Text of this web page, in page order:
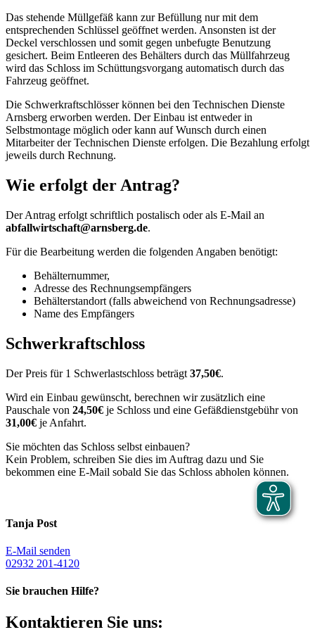
Das stehende Müllgefäß kann zur Befüllung nur mit dem
entsprechenden Schlüssel geöffnet werden. Ansonsten ist der
Deckel verschlossen und somit gegen unbefugte Benutzung
gesichert. Beim Entleeren des Behälters durch das Müllfahrzeug
wird das Schloss im Schüttungsvorgang automatisch durch das
Fahrzeug geöffnet.
Die Schwerkraftschlösser können bei den Technischen Dienste
Arnsberg erworben werden. Der Einbau ist entweder in
Selbstmontage möglich oder kann auf Wunsch durch einen
Mitarbeiter der Technischen Dienste erfolgen. Die Bezahlung erfolgt
jeweils durch Rechnung.
Wie erfolgt der Antrag?
Der Antrag erfolgt schriftlich postalisch oder als E-Mail an
abfallwirtschaft@arnsberg.de.
Für die Bearbeitung werden die folgenden Angaben benötigt:
Behälternummer,
Adresse des Rechnungsempfängers
Behälterstandort (falls abweichend von Rechnungsadresse)
Name des Empfängers
Schwerkraftschloss
Der Preis für 1 Schwerlastschloss beträgt 37,50€.
Wird ein Einbau gewünscht, berechnen wir zusätzlich eine
Pauschale von 24,50€ je Schloss und eine Gefäßdienstgebühr von
31,00€ je Anfahrt.
Sie möchten das Schloss selbst einbauen?
Kein Problem, schreiben Sie dies im Auftrag dazu und Sie
bekommen eine E-Mail sobald Sie das Schloss abholen können.
Tanja Post
E-Mail senden
02932 201-4120
Sie brauchen Hilfe?
Kontaktieren Sie uns: